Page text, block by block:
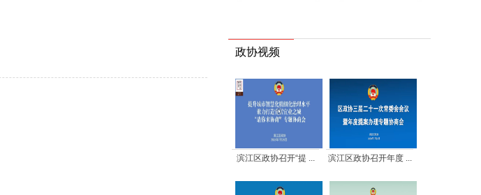
政协视频
滨江区政协召开“提 ... 滨江区政协召开年度 ...